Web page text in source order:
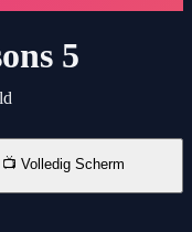
5
📺 Volledig Scherm